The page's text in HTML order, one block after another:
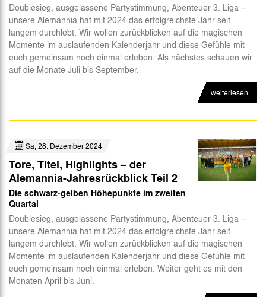
Doublesieg, ausgelassene Partystimmung, Abenteuer 3. Liga –
unsere Alemannia hat mit 2024 das erfolgreichste Jahr seit
langem durchlebt. Wir wollen zurückblicken auf die magischen
Momente im auslaufenden Kalenderjahr und diese Gefühle mit
euch gemeinsam noch einmal erleben. Als nächstes schauen wir
auf die Monate Juli bis September.
weiterlesen
Sa, 28. Dezember 2024
Tore, Titel, Highlights – der
Alemannia-Jahresrückblick Teil 2
Die schwarz-gelben Höhepunkte im zweiten
Quartal
Doublesieg, ausgelassene Partystimmung, Abenteuer 3. Liga –
unsere Alemannia hat mit 2024 das erfolgreichste Jahr seit
langem durchlebt. Wir wollen zurückblicken auf die magischen
Momente im auslaufenden Kalenderjahr und diese Gefühle mit
euch gemeinsam noch einmal erleben. Weiter geht es mit den
Monaten April bis Juni.